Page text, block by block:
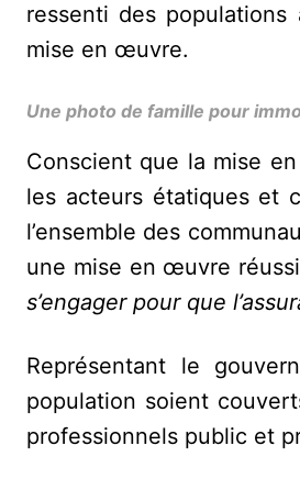
ressenti des
mise en œuvre.
Une photo de famille pour
Conscient que la mise
les acteurs étatiques et
l’ensemble des
une mise en œuvre
s’engager pour que
Représentant le
population soient
professionnels public et